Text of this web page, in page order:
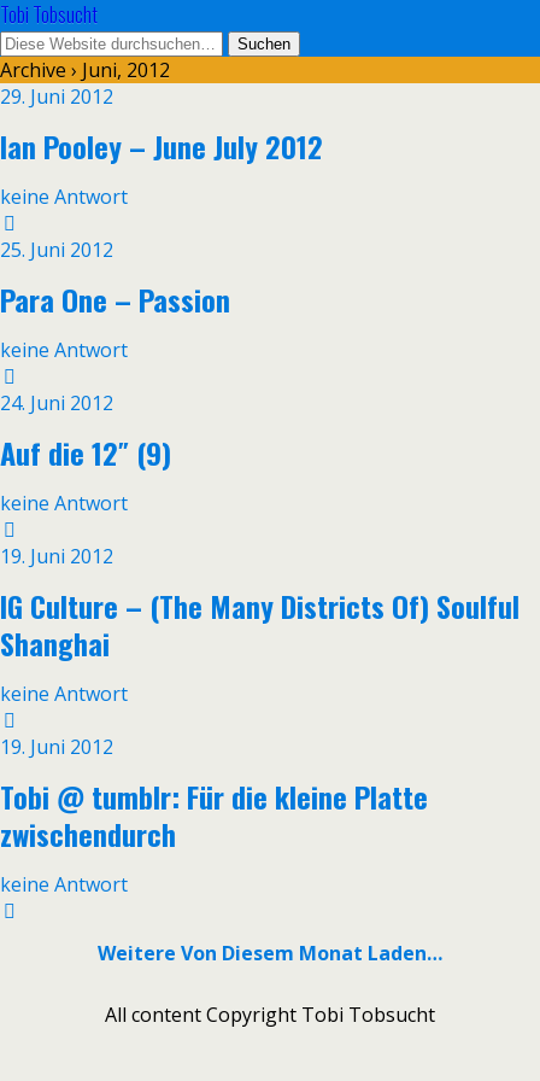
Tobi Tobsucht
Archive › Juni, 2012
29. Juni 2012
Ian Pooley – June July 2012
keine Antwort
25. Juni 2012
Para One – Passion
keine Antwort
24. Juni 2012
Auf die 12″ (9)
keine Antwort
19. Juni 2012
IG Culture ‎– (The Many Districts Of) Soulful
Shanghai
keine Antwort
19. Juni 2012
Tobi @ tumblr: Für die kleine Platte
zwischendurch
keine Antwort
Weitere Von Diesem Monat Laden…
All content Copyright Tobi Tobsucht